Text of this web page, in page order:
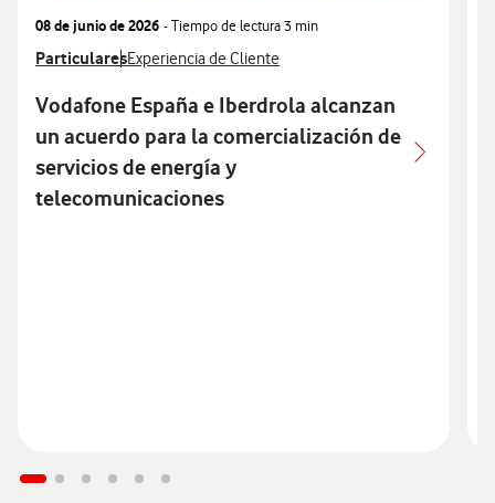
08 de junio de 2026 - Tiempo de lectura3 min
Ver más notas de prensa relacionados con
ParticularesVer más notas de prensa relacionados con
Experiencia de Cliente
Vodafone España e Iberdrola alcanzan
un acuerdo para la comercialización de
servicios de energía y
telecomunicaciones